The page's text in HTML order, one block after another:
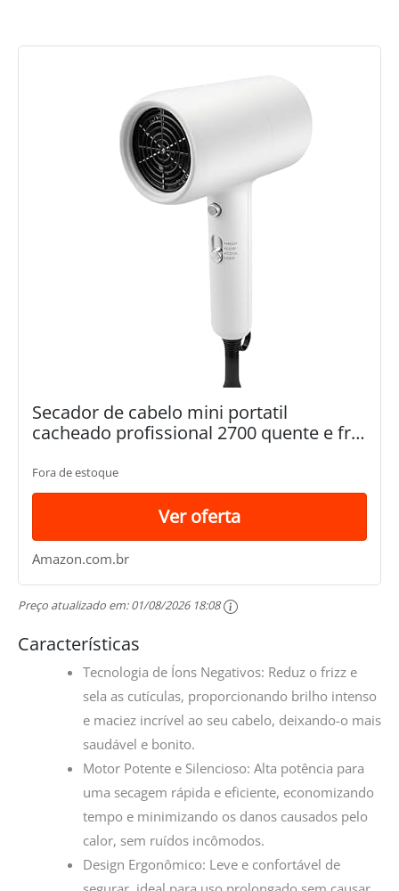
Secador de cabelo mini portatil
cacheado profissional 2700 quente e frio
Fora de estoque
Ver oferta
Amazon.com.br
Preço atualizado em:01/08/2026 18:08
Características
Tecnologia de Íons Negativos: Reduz o frizz e
sela as cutículas, proporcionando brilho intenso
e maciez incrível ao seu cabelo, deixando-o mais
saudável e bonito.
Motor Potente e Silencioso: Alta potência para
uma secagem rápida e eficiente, economizando
tempo e minimizando os danos causados pelo
calor, sem ruídos incômodos.
Design Ergonômico: Leve e confortável de